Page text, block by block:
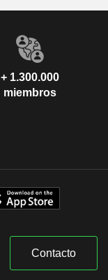
+ 1.300.000
miembros
Contacto